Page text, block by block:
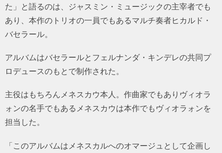
た」と語るのは、ジャスミン・ミュージックの主宰者でも
あり、本作のトリオの一員でもあるマルチ奏者ヒカルド・
バセラール。
アルバムはバセラールとフェルナンダ・キンデレの共同プ
ロデュースのもとで制作された。
主役はもちろんメネスカウ本人。作曲家でもありヴィオラ
ォンの名手でもあるメネスカウは本作でもヴィオラォンを
担当した。
「このアルバムはメネスカルへのオマージュとして企画し